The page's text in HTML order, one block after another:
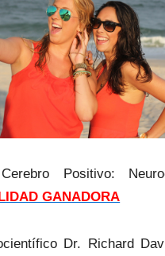
Positivo:
GANADORA
Dr. Richard